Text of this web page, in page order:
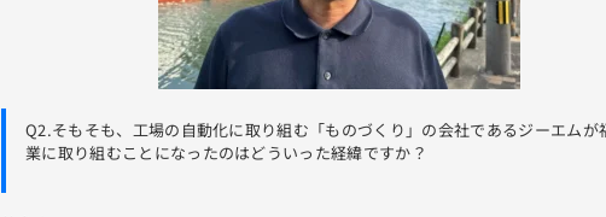
Q2.そもそも、工場の自動化に取り組む「ものづくり」の会社であるジーエムが
業に取り組むことになったのはどういった経緯ですか？